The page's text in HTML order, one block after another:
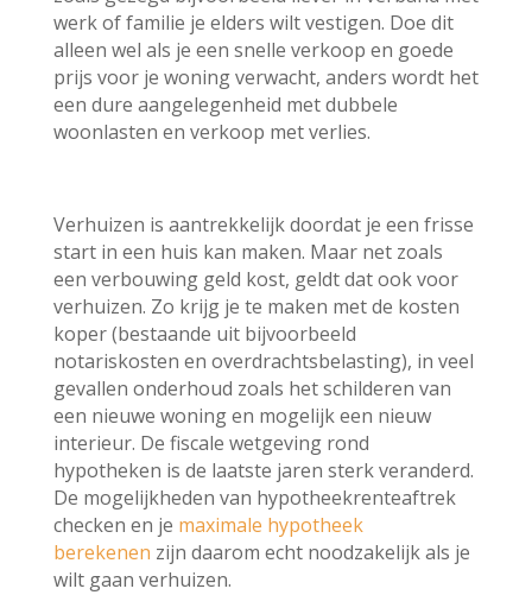
werk of familie je elders wilt vestigen. Doe dit
alleen wel als je een snelle verkoop en goede
prijs voor je woning verwacht, anders wordt het
een dure aangelegenheid met dubbele
woonlasten en verkoop met verlies.
Verhuizen is aantrekkelijk doordat je een frisse
start in een huis kan maken. Maar net zoals
een verbouwing geld kost, geldt dat ook voor
verhuizen. Zo krijg je te maken met de kosten
koper (bestaande uit bijvoorbeeld
notariskosten en overdrachtsbelasting), in veel
gevallen onderhoud zoals het schilderen van
een nieuwe woning en mogelijk een nieuw
interieur. De fiscale wetgeving rond
hypotheken is de laatste jaren sterk veranderd.
De mogelijkheden van hypotheekrenteaftrek
checken en je maximale hypotheek
berekenen zijn daarom echt noodzakelijk als je
wilt gaan verhuizen.